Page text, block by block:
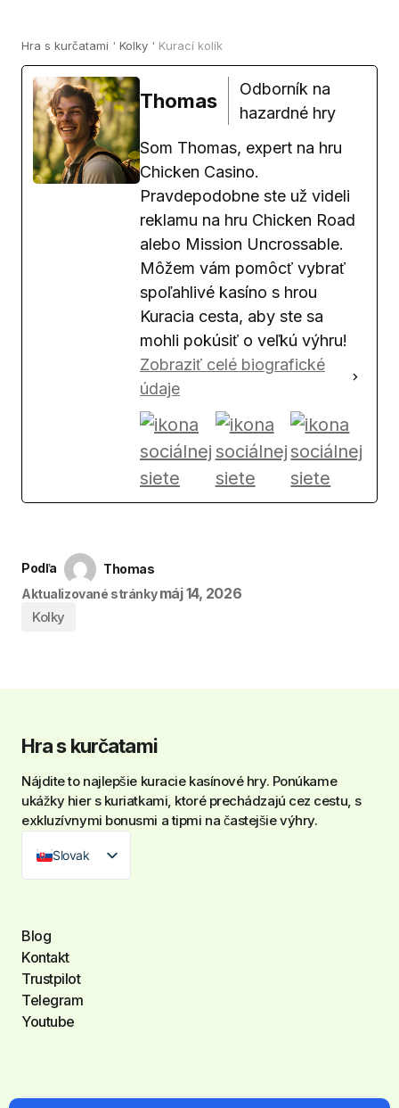
Hra s kurčatami ' Kolky ' Kurací kolík
Thomas
Odborník na
hazardné hry
Som Thomas, expert na hru
Chicken Casino.
Pravdepodobne ste už videli
reklamu na hru Chicken Road
alebo Mission Uncrossable.
Môžem vám pomôcť vybrať
spoľahlivé kasíno s hrou
Kuracia cesta, aby ste sa
mohli pokúsiť o veľkú výhru!
Zobraziť celé biografické
údaje
Podľa
Thomas
Aktualizované stránky máj 14, 2026
Kolky
Hra s kurčatami
Nájdite to najlepšie kuracie kasínové hry. Ponúkame
ukážky hier s kuriatkami, ktoré prechádzajú cez cestu, s
exkluzívnymi bonusmi a tipmi na častejšie výhry.
Slovak
Blog
Kontakt
Trustpilot
Telegram
Youtube